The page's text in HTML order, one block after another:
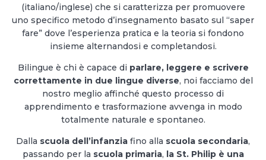
(italiano/inglese) che si caratterizza per promuovere
uno specifico metodo d’insegnamento basato sul “saper
fare” dove l’esperienza pratica e la teoria si fondono
insieme alternandosi e completandosi.
Bilingue è chi è capace di parlare, leggere e scrivere
correttamente in due lingue diverse, noi facciamo del
nostro meglio affinché questo processo di
apprendimento e trasformazione avvenga in modo
totalmente naturale e spontaneo.
Dalla scuola dell’infanzia fino alla scuola secondaria,
passando per la scuola primaria, la St. Philip è una